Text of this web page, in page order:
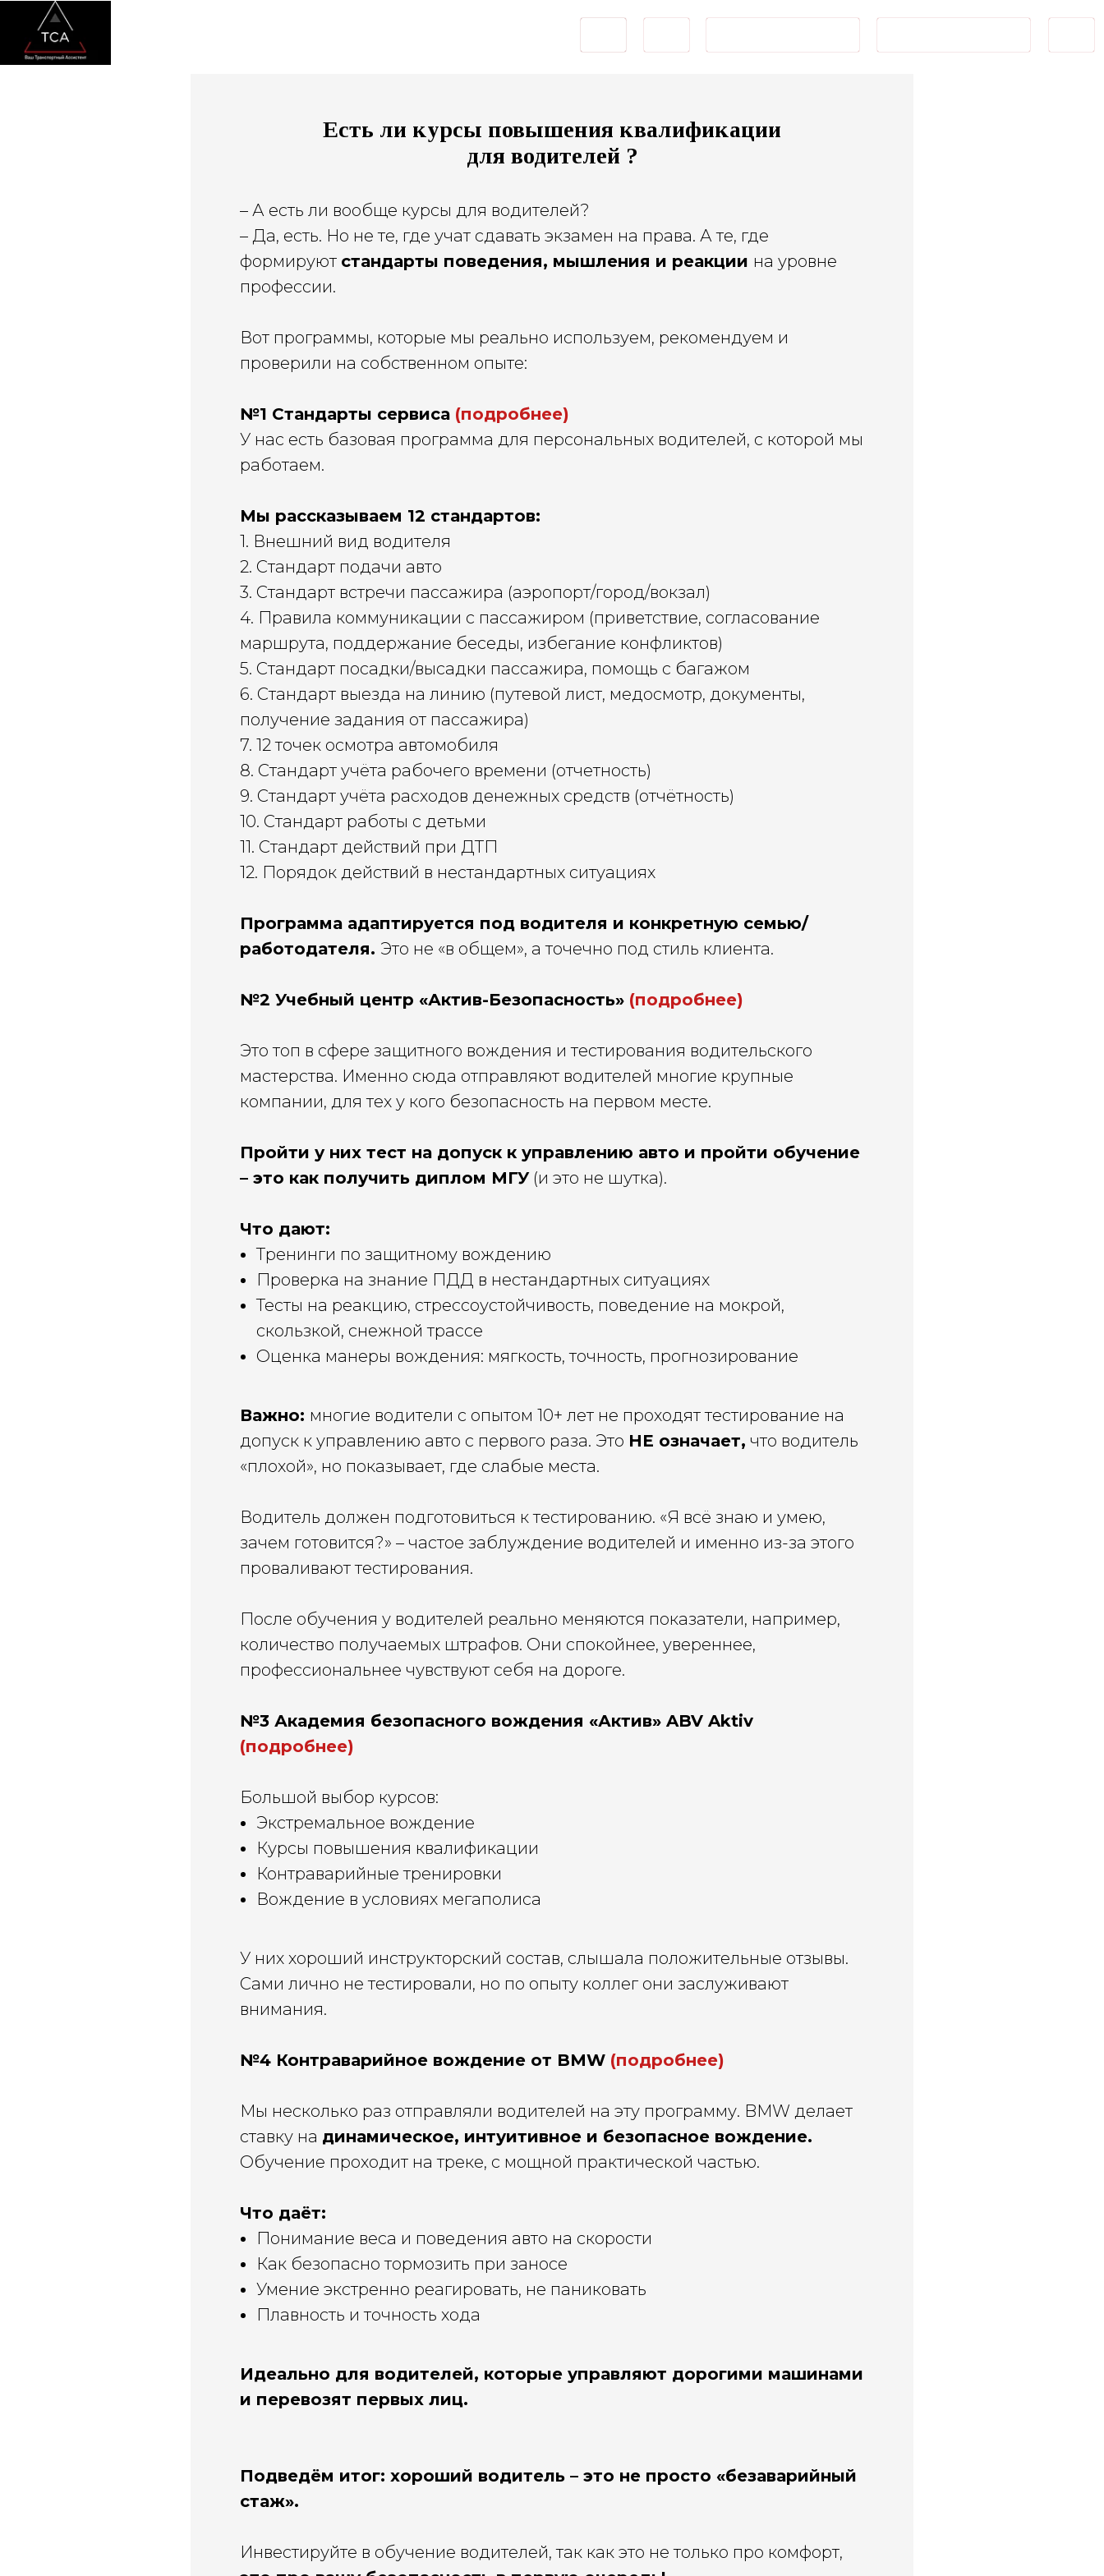
Есть ли курсы повышения квалификации
для водителей ?
– А есть ли вообще курсы для водителей?
– Да, есть. Но не те, где учат сдавать экзамен на права. А те, где
формируют стандарты поведения, мышления и реакции на уровне
профессии.
Вот программы, которые мы реально используем, рекомендуем и
проверили на собственном опыте:
№1 Стандарты сервиса (подробнее)
У нас есть базовая программа для персональных водителей, с которой мы
работаем.
Мы рассказываем 12 стандартов:
1. Внешний вид водителя
2. Стандарт подачи авто
3. Стандарт встречи пассажира (аэропорт/город/вокзал)
4. Правила коммуникации с пассажиром (приветствие, согласование
маршрута, поддержание беседы, избегание конфликтов)
5. Стандарт посадки/высадки пассажира, помощь с багажом
6. Стандарт выезда на линию (путевой лист, медосмотр, документы,
получение задания от пассажира)
7. 12 точек осмотра автомобиля
8. Стандарт учёта рабочего времени (отчетность)
9. Стандарт учёта расходов денежных средств (отчётность)
10. Стандарт работы с детьми
11. Стандарт действий при ДТП
12. Порядок действий в нестандартных ситуациях
Программа адаптируется под водителя и конкретную семью/
работодателя. Это не «в общем», а точечно под стиль клиента.
№2 Учебный центр «Актив-Безопасность» (подробнее)
Это топ в сфере защитного вождения и тестирования водительского
мастерства. Именно сюда отправляют водителей многие крупные
компании, для тех у кого безопасность на первом месте.
Пройти у них тест на допуск к управлению авто и пройти обучение
– это как получить диплом МГУ(и это не шутка).
Что дают:
Тренинги по защитному вождению
Проверка на знание ПДД в нестандартных ситуациях
Тесты на реакцию, стрессоустойчивость, поведение на мокрой,
скользкой, снежной трассе
Оценка манеры вождения: мягкость, точность, прогнозирование
Важно: многие водители с опытом 10+ лет не проходят тестирование на
допуск к управлению авто с первого раза. Это НЕ означает, что водитель
«плохой», но показывает, где слабые места.
Водитель должен подготовиться к тестированию. «Я всё знаю и умею,
зачем готовится?» – частое заблуждение водителей и именно из-за этого
проваливают тестирования.
После обучения у водителей реально меняются показатели, например,
количество получаемых штрафов. Они спокойнее, увереннее,
профессиональнее чувствуют себя на дороге.
№3 Академия безопасного вождения «Актив» ABV Aktiv
(подробнее)
Большой выбор курсов:
Экстремальное вождение
Курсы повышения квалификации
Контраварийные тренировки
Вождение в условиях мегаполиса
У них хороший инструкторский состав, слышала положительные отзывы.
Сами лично не тестировали, но по опыту коллег они заслуживают
внимания.
№4 Контраварийное вождение от BMW (подробнее)
Мы несколько раз отправляли водителей на эту программу. BMW делает
ставку на динамическое, интуитивное и безопасное вождение.
Обучение проходит на треке, с мощной практической частью.
Что даёт:
Понимание веса и поведения авто на скорости
Как безопасно тормозить при заносе
Умение экстренно реагировать, не паниковать
Плавность и точность хода
Идеально для водителей, которые управляют дорогими машинами
и перевозят первых лиц.
Подведём итог: хороший водитель – это не просто «безаварийный
стаж».
Инвестируйте в обучение водителей, так как это не только про комфорт,